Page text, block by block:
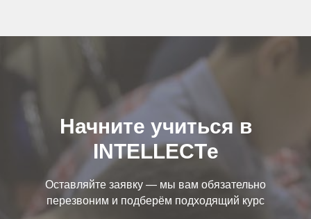
Начните учиться в
INTELLECTе
Оставляйте заявку — мы вам обязательно
перезвоним и подберём подходящий курс